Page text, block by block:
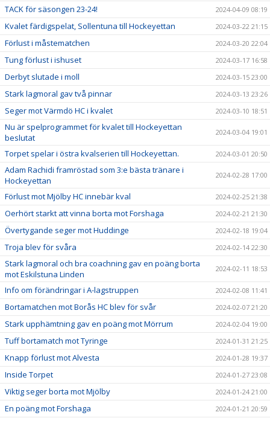
TACK för säsongen 23-24! 2024-04-09 08:19
Kvalet färdigspelat, Sollentuna till Hockeyettan 2024-03-22 21:15
Förlust i måstematchen 2024-03-20 22:04
Tung förlust i ishuset 2024-03-17 16:58
Derbyt slutade i moll 2024-03-15 23:00
Stark lagmoral gav två pinnar 2024-03-13 23:26
Seger mot Värmdö HC i kvalet 2024-03-10 18:51
Nu är spelprogrammet för kvalet till Hockeyettan
beslutat
2024-03-04 19:01
Torpet spelar i östra kvalserien till Hockeyettan. 2024-03-01 20:50
Adam Rachidi framröstad som 3:e bästa tränare i
Hockeyettan
2024-02-28 17:00
Förlust mot Mjölby HC innebär kval 2024-02-25 21:38
Oerhört starkt att vinna borta mot Forshaga 2024-02-21 21:30
Övertygande seger mot Huddinge 2024-02-18 19:04
Troja blev för svåra 2024-02-14 22:30
Stark lagmoral och bra coachning gav en poäng borta
mot Eskilstuna Linden
2024-02-11 18:53
Info om förändringar i A-lagstruppen 2024-02-08 11:41
Bortamatchen mot Borås HC blev för svår 2024-02-07 21:20
Stark upphämtning gav en poäng mot Mörrum 2024-02-04 19:00
Tuff bortamatch mot Tyringe 2024-01-31 21:25
Knapp förlust mot Alvesta 2024-01-28 19:37
Inside Torpet 2024-01-27 23:08
Viktig seger borta mot Mjölby 2024-01-24 21:00
En poäng mot Forshaga 2024-01-21 20:59